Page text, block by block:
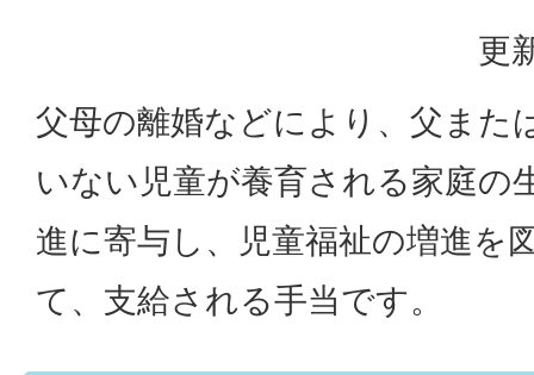
更
父母の離婚などにより、父また
いない児童が養育される家庭の
進に寄与し、児童福祉の増進を
て、支給される手当です。